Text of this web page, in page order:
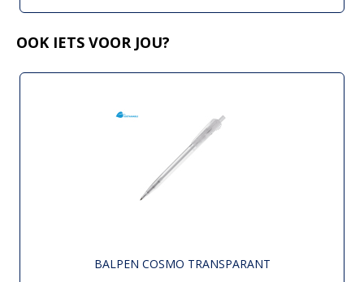
OOK IETS VOOR JOU?
BALPEN COSMO TRANSPARANT